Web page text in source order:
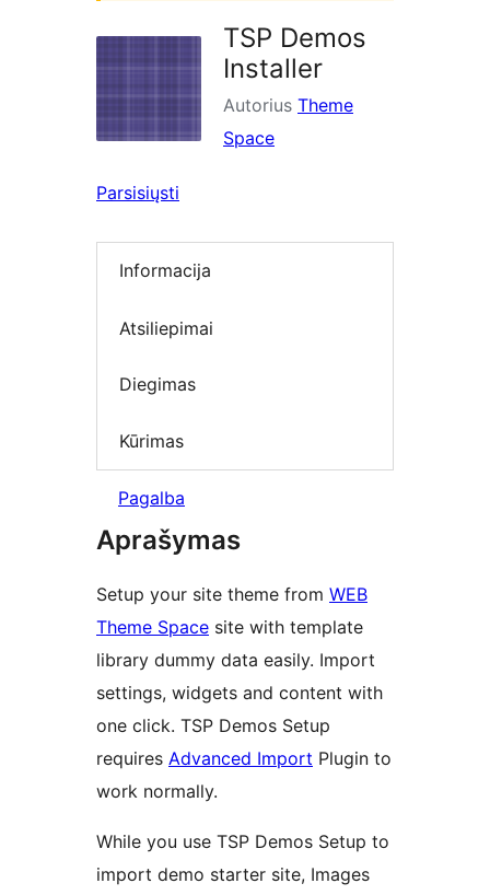
TSP Demos
Installer
Autorius Theme
Space
Parsisiųsti
Informacija
Atsiliepimai
Diegimas
Kūrimas
Pagalba
Aprašymas
Setup your site theme from WEB
Theme Space site with template
library dummy data easily. Import
settings, widgets and content with
one click. TSP Demos Setup
requires Advanced Import Plugin to
work normally.
While you use TSP Demos Setup to
import demo starter site, Images